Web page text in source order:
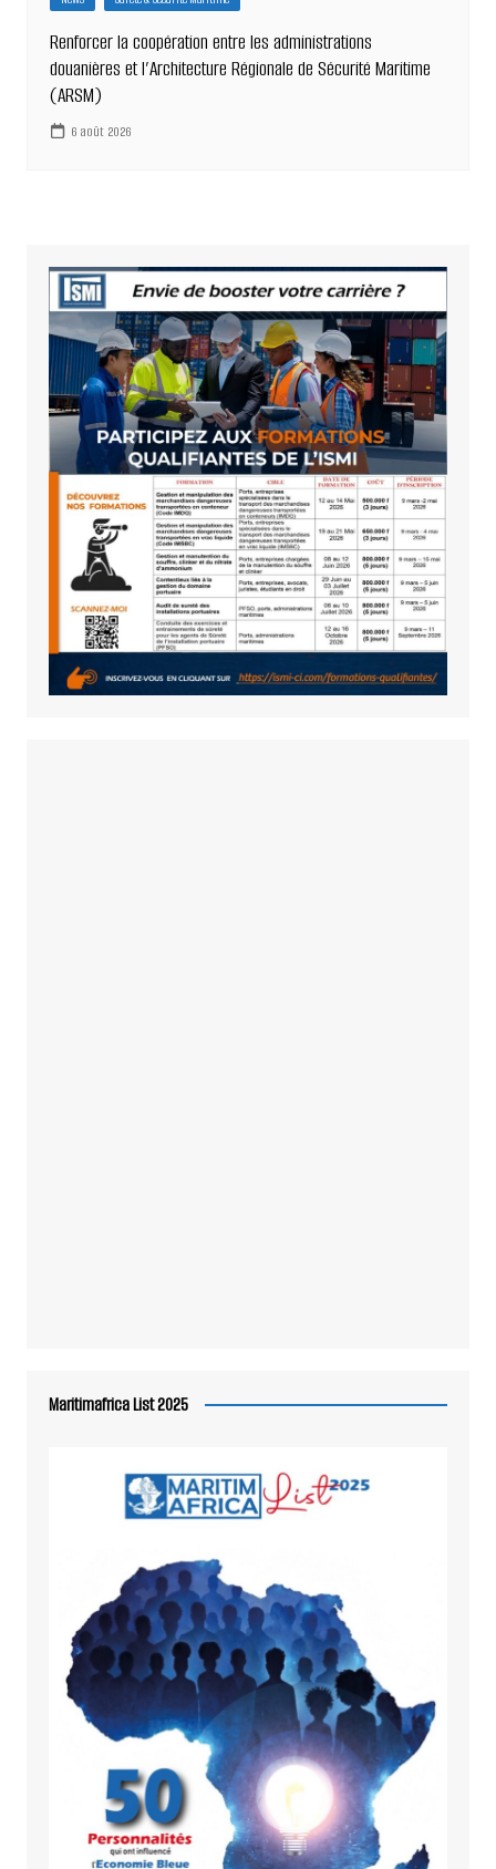
Renforcer la coopération entre les administrations
douanières et l’Architecture Régionale de Sécurité Maritime
(ARSM)
6 août 2026
Maritimafrica List 2025